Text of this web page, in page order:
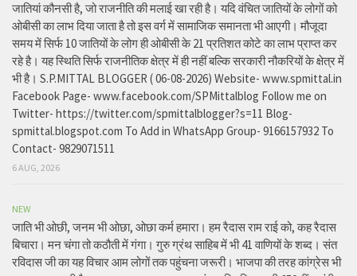
जातियां कौनसी है, जो राजनीति की मलाई खा रही है। यदि वंचित जातियों के लोगों को
ओबीसी का लाभ दिया जाता है तो इस वर्ग में सामाजिक समानता भी आएगी। मौजूदा
समय में सिर्फ 10 जातियों के लोग ही ओबीसी के 21 प्रतिशत कोटे का लाभ प्राप्त कर
रहे है। यह स्थिति सिर्फ राजनीतिक क्षेत्र में ही नहीं बल्कि सरकारी नौकरियों के क्षेत्र में
भी है। S.P.MITTAL BLOGGER ( 06-08-2026) Website- www.spmittal.in
Facebook Page- www.facebook.com/SPMittalblog Follow me on
Twitter- https://twitter.com/spmittalblogger?s=11 Blog-
spmittal.blogspot.com To Add in WhatsApp Group- 9166157932 To
Contact- 9829071511
6 AUG, 2026
NEW
जाति भी ओछी, जनम भी ओछा, ओछा कर्म हमारा। हम रैदास राम राई को, कह रैदास
बिचारा। मन चंगा तो कठौती में गंगा। गुरु ग्रंथ साहिब में भी 41 वाणियों के शब्द। संत
रविदास जी का यह विचार आम लोगों तक पहुंचना जरूरी। भाजपा की तरह कांग्रेस भी